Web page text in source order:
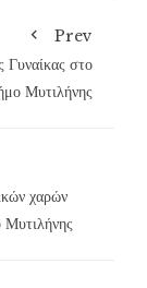
Prev
στο
Μυτιλήνης
χαρών